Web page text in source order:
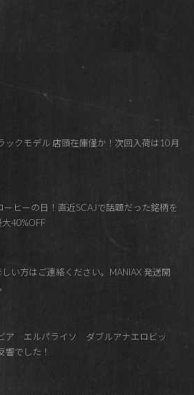
ックモデル 店頭在庫僅か！次回入荷は10月
ヒーの日！直近SCAJで話題だった銘柄を
40%OFF
い方はご連絡ください。MANIAX 発送開
ア エルパライソ ダブルアナエロビッ
でした！